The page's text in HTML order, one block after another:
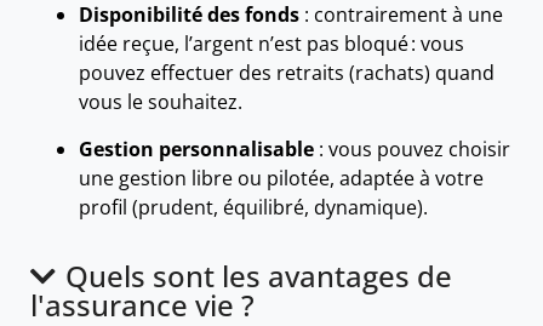
Disponibilité des fonds : contrairement à une
idée reçue, l’argent n’est pas bloqué : vous
pouvez effectuer des retraits (rachats) quand
vous le souhaitez.
Gestion personnalisable : vous pouvez choisir
une gestion libre ou pilotée, adaptée à votre
profil (prudent, équilibré, dynamique).
Quels sont les avantages de
l'assurance vie ?